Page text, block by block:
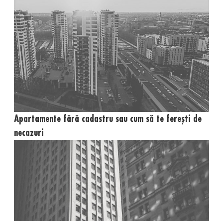
Apartamente fără cadastru sau cum să te ferești de
necazuri